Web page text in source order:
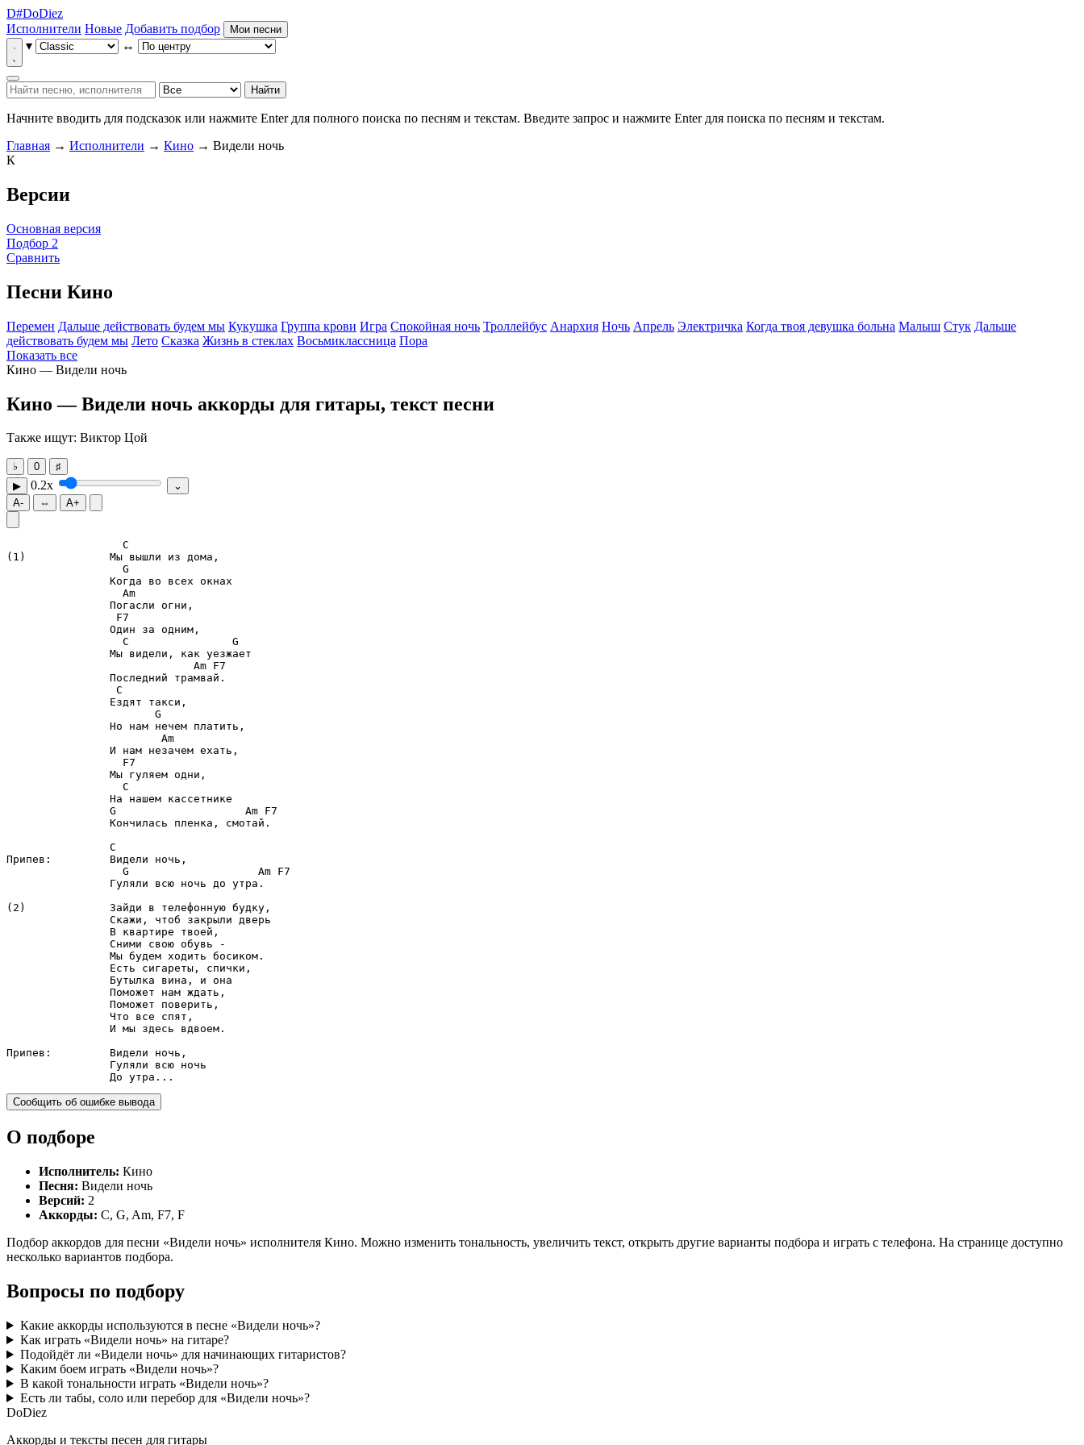
D#DoDiez
Исполнители Новые Добавить подбор Мои песни
▾ ↔
Найти
Начните вводить для подсказок или нажмите Enter для полного поиска по песням и текстам. Введите запрос и нажмите Enter для поиска по песням и текстам.
Главная → Исполнители → Кино → Видели ночь
К
Версии
Основная версия
Подбор 2
Сравнить
Песни Кино
Перемен Дальше действовать будем мы Кукушка Группа крови Игра Спокойная ночь Троллейбус Анархия Ночь Апрель Электричка Когда твоя девушка больна Малыш Стук Дальше
действовать будем мы Лето Сказка Жизнь в стеклах Восьмиклассница Пора
Показать все
Кино — Видели ночь
Кино — Видели ночь аккорды для гитары, текст песни
Также ищут: Виктор Цой
♭ 0
♯
▶
0.2x
⌄
A-
⇔ A+
C
G
Am
F7
C
G
Am F7
C
G
Am
F7
C
G
Am F7
                Кончилась пленка, смотай.
C
G
Am F7
                Гуляли всю ночь до утра.
(2)             Зайди в телефонную будку,
                Скажи, чтоб закрыли дверь
                В квартире твоей,
                Сними свою обувь -
                Мы будем ходить босиком.
                Есть сигареты, спички,
                Бутылка вина, и она
                Поможет нам ждать,
                Поможет поверить,
                Что все спят,
                И мы здесь вдвоем.
Припев:         Видели ночь,
                Гуляли всю ночь
                До утра...
Сообщить об ошибке вывода
О подборе
Исполнитель: Кино
Песня: Видели ночь
Версий: 2
Аккорды: C, G, Am, F7, F
Подбор аккордов для песни «Видели ночь» исполнителя Кино. Можно изменить тональность, увеличить текст, открыть другие варианты подбора и играть с телефона. На странице доступно
несколько вариантов подбора.
Вопросы по подбору
Какие аккорды используются в песне «Видели ночь»?
Как играть «Видели ночь» на гитаре?
Подойдёт ли «Видели ночь» для начинающих гитаристов?
Каким боем играть «Видели ночь»?
В какой тональности играть «Видели ночь»?
Есть ли табы, соло или перебор для «Видели ночь»?
DoDiez
Аккорды и тексты песен для гитары